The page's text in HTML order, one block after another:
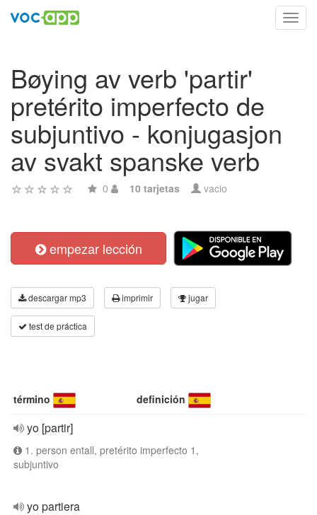
Bøying av verb 'partir'
pretérito imperfecto de
subjuntivo - konjugasjon
av svakt spanske verb
0 10 tarjetas vacio
empezar lección
descargar mp3 imprimir jugar
test de práctica
término definición
yo [partir]
1. person entall, pretérito imperfecto 1,
subjuntivo
yo partiera